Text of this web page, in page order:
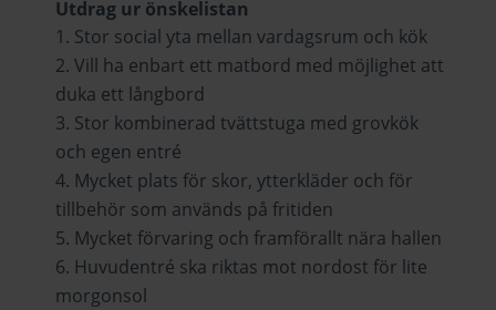
Utdrag ur önskelistan
Stor social yta mellan vardagsrum och kök
Vill ha enbart ett matbord med möjlighet att
duka ett långbord
Stor kombinerad tvättstuga med grovkök
och egen entré
Mycket plats för skor, ytterkläder och för
tillbehör som används på fritiden
Mycket förvaring och framförallt nära hallen
Huvudentré ska riktas mot nordost för lite
morgonsol